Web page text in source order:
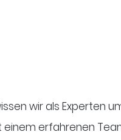
wir als Experten
erfahrenen